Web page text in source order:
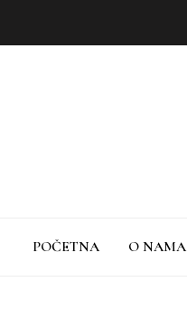
POČETNA O NAMA